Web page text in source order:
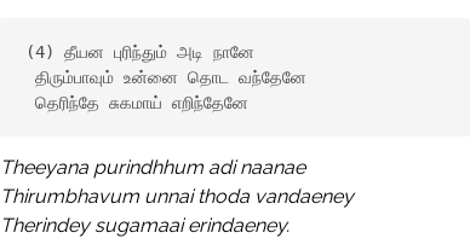
(4) தீயன புரிந்தும் அடி நானே
திரும்பாவும் உன்னை தொட வந்தேனே
தெரிந்தே சுகமாய் எறிந்தேனே
Theeyana purindhhum adi naanae
Thirumbhavum unnai thoda vandaeney
Therindey sugamaai erindaeney.